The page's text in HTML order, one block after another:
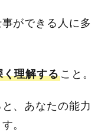
ができる人に多
く理解すること。
、あなたの能力
。